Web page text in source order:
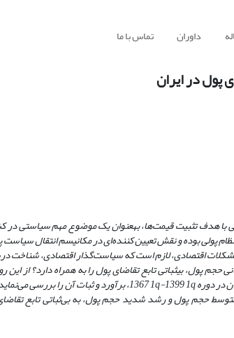
داوران تماس با ما
پول در ایران
پولی با هدف تثبیت قیمت‌ها، به­عنوان یک موضوع مهم سیاستی
پولی بوده و نقش تعیین کننده‌ای در مکانیسم انتقال
مشکلات اقتصادی، لازم است که سیاست‌گذار اقتصادی، شناخت
پول، بی­ثباتی تابع تقاضای پول را به همراه دارد؟ از
در دورهq
1 1399-
q
1 1367 ،برآورد و ثبات آن را بررسی
حجم پول و رشد شدید حجم پول، به بی‌ثباتی تابع